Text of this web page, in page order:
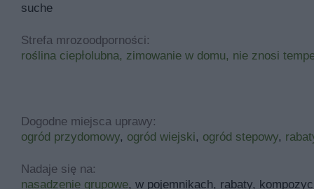
suche
Strefa mrozoodporności:
roślina ciepłolubna, zimowanie w domu, nie znosi
Dogodne miejsca uprawy:
ogród przydomowy, ogród wiejski, ogród stepowy,
Nadaje się na:
nasadzenie grupowe, w pojemnikach, rabaty,